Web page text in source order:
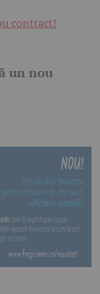
un nou